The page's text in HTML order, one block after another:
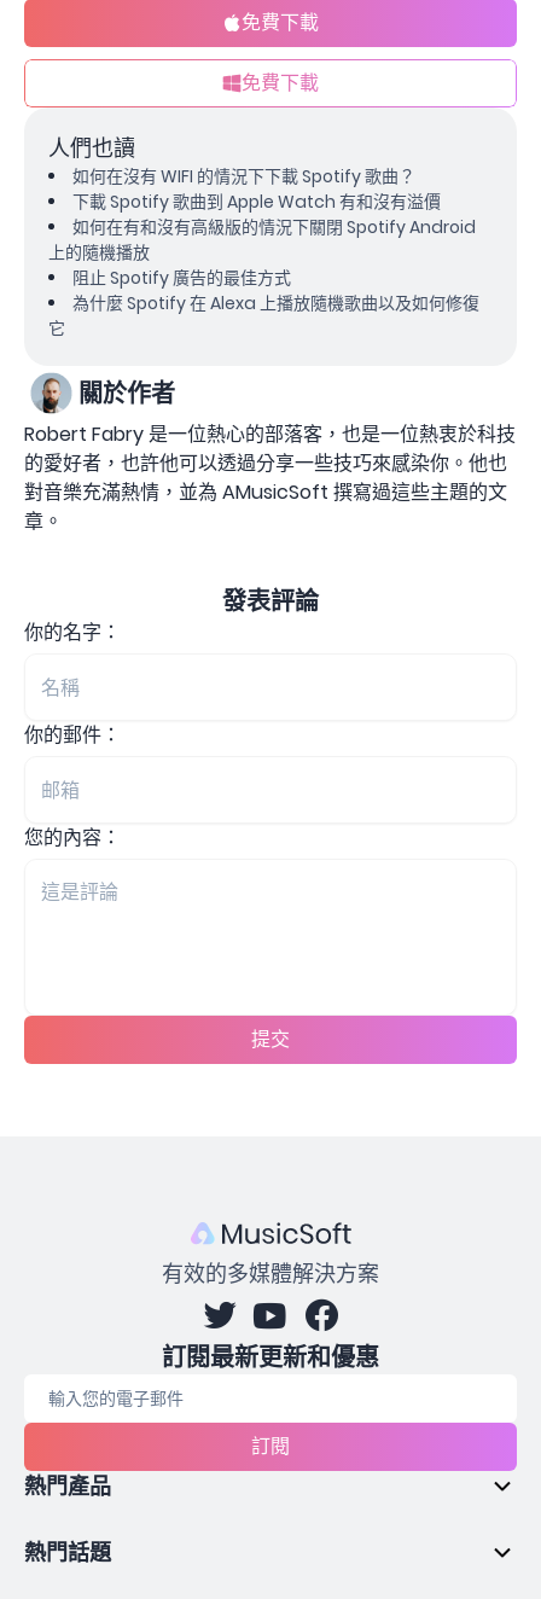
免費下載
免費下載
人們也讀
如何在沒有 WIFI 的情況下下載 Spotify 歌曲？
下載 Spotify 歌曲到 Apple Watch 有和沒有溢價
如何在有和沒有高級版的情況下關閉 Spotify Android
上的隨機播放
阻止 Spotify 廣告的最佳方式
為什麼 Spotify 在 Alexa 上播放隨機歌曲以及如何修復
它
關於作者
Robert Fabry 是一位熱心的部落客，也是一位熱衷於科技
的愛好者，也許他可以透過分享一些技巧來感染你。他也
對音樂充滿熱情，並為 AMusicSoft 撰寫過這些主題的文
章。
發表評論
你的名字：
你的郵件：
您的內容：
提交
有效的多媒體解決方案
訂閱最新更新和優惠
訂閱
熱門產品
熱門話題